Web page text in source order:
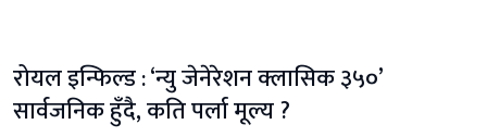
रोयल इन्फिल्ड : ‘न्यु जेनेरेशन क्लासिक ३५०’
सार्वजनिक हुँदै, कति पर्ला मूल्य ?